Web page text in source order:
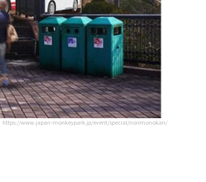
https://www.japan-monkeypark.jp/event/special/norimonokan/